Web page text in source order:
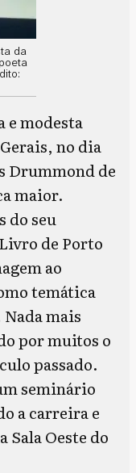
da
e modesta
no dia
Drummond de
maior.
do seu
de Porto
ao
temática
mais
por muitos o
passado.
seminário
a carreira e
Sala Oeste do